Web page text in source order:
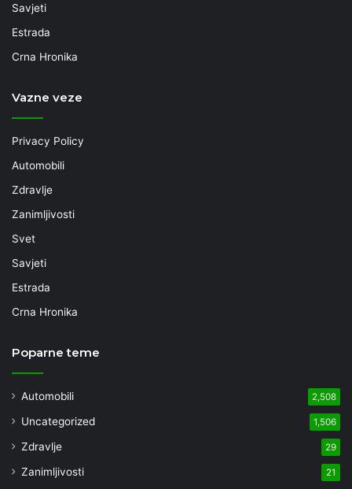
Savjeti
Estrada
Crna Hronika
Vazne veze
Privacy Policy
Automobili
Zdravlje
Zanimljivosti
Svet
Savjeti
Estrada
Crna Hronika
Poparne teme
Automobili 2,508
Uncategorized 1,506
Zdravlje 29
Zanimljivosti 21